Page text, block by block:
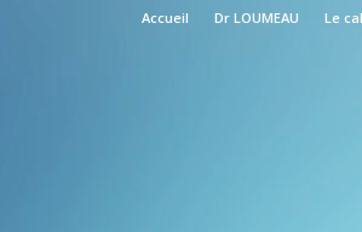
Accueil Dr LOUMEAU Le